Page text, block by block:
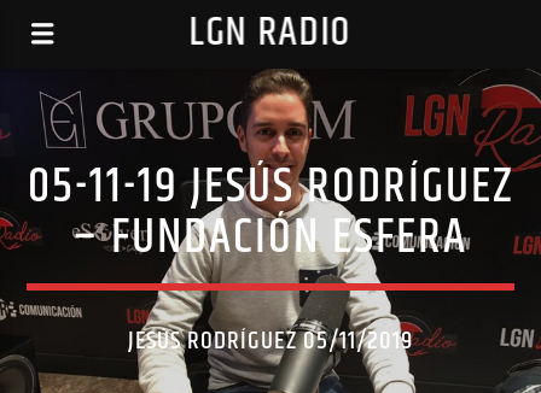
LGN RADIO
05-11-19 JESÚS RODRÍGUEZ
– FUNDACIÓN ESFERA
JESÚS RODRÍGUEZ 05/11/2019